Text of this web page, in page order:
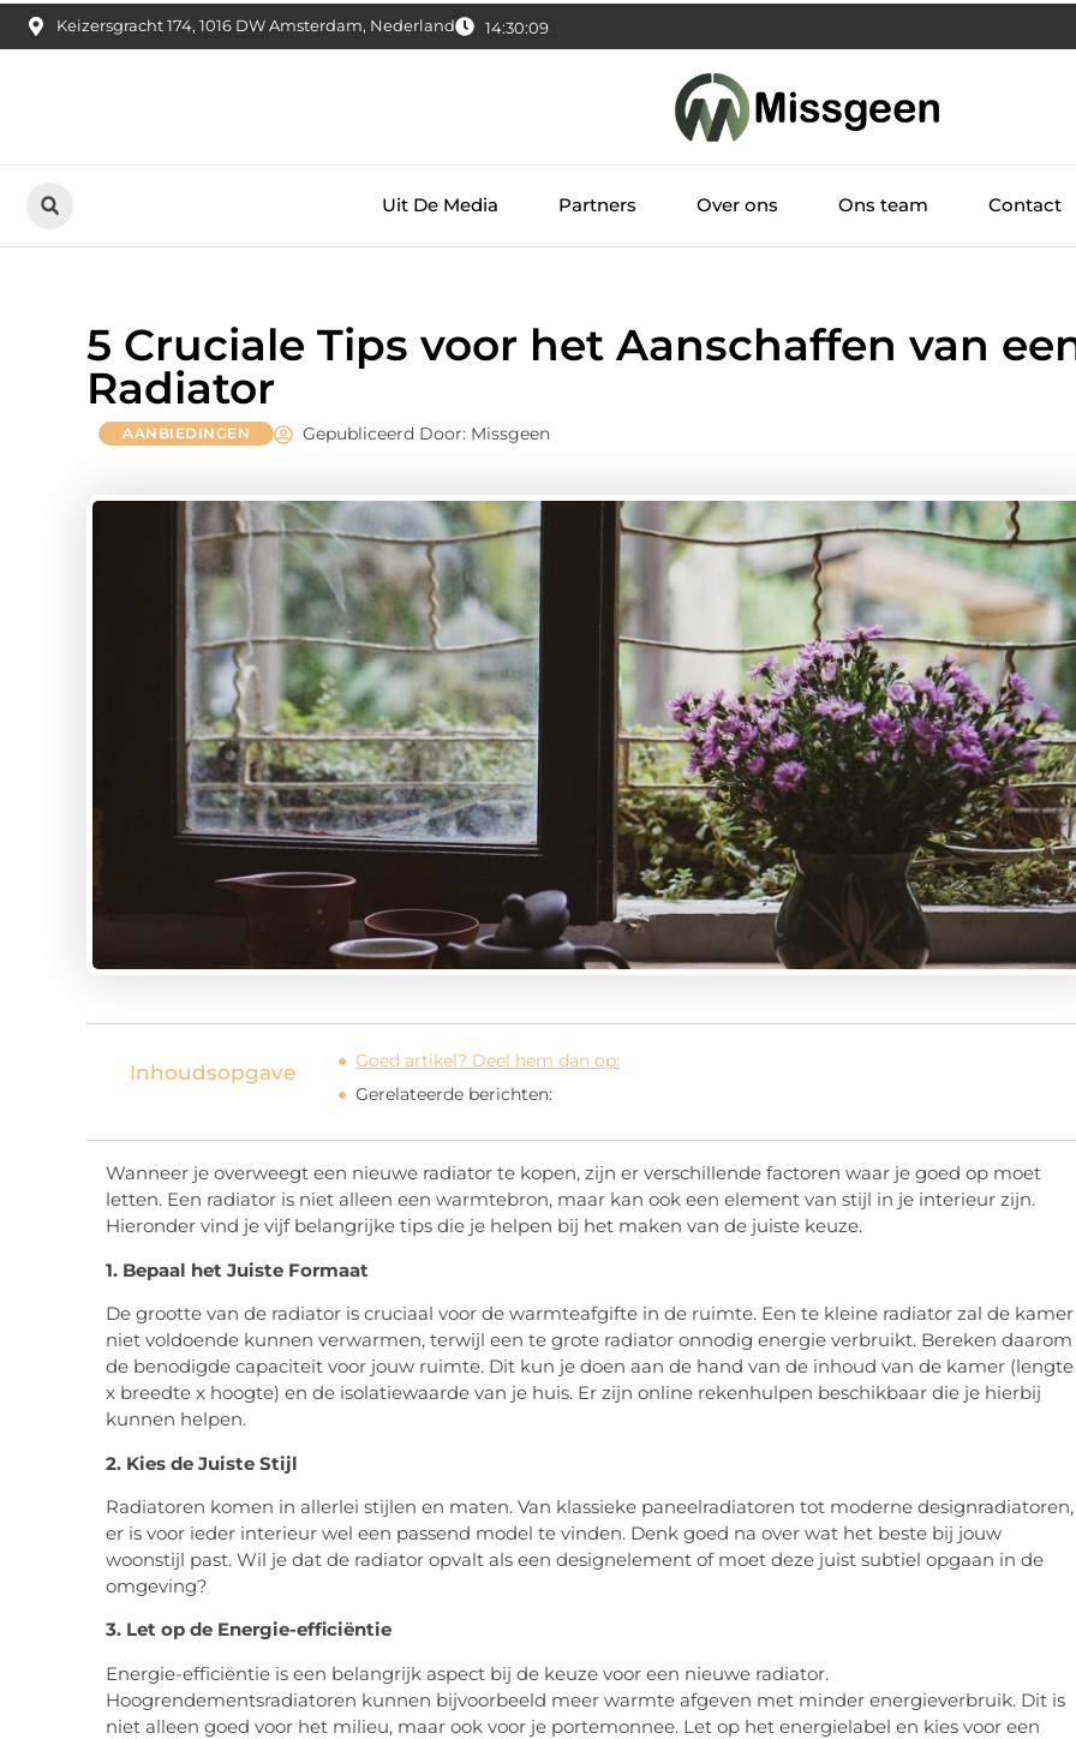
Keizersgracht 174, 1016 DW Amsterdam, Nederland 14:30:10
Uit De Media Partners Over ons Ons team Contact
5 Cruciale Tips voor het Aanschaffen van
Radiator
AANBIEDINGEN Gepubliceerd Door: Missgeen
Inhoudsopgave
Goed artikel? Deel hem dan op:
Gerelateerde berichten:
Wanneer je overweegt een nieuwe radiator te kopen, zijn er verschillende factoren waar je goed op moet
letten. Een radiator is niet alleen een warmtebron, maar kan ook een element van stijl in je interieur zijn.
Hieronder vind je vijf belangrijke tips die je helpen bij het maken van de juiste keuze.
1. Bepaal het Juiste Formaat
De grootte van de radiator is cruciaal voor de warmteafgifte in de ruimte. Een te kleine radiator zal de kamer
niet voldoende kunnen verwarmen, terwijl een te grote radiator onnodig energie verbruikt. Bereken daarom
de benodigde capaciteit voor jouw ruimte. Dit kun je doen aan de hand van de inhoud van de kamer (lengte
x breedte x hoogte) en de isolatiewaarde van je huis. Er zijn online rekenhulpen beschikbaar die je hierbij
kunnen helpen.
2. Kies de Juiste Stijl
Radiatoren komen in allerlei stijlen en maten. Van klassieke paneelradiatoren tot moderne designradiatoren,
er is voor ieder interieur wel een passend model te vinden. Denk goed na over wat het beste bij jouw
woonstijl past. Wil je dat de radiator opvalt als een designelement of moet deze juist subtiel opgaan in de
omgeving?
3. Let op de Energie-efficiëntie
Energie-efficiëntie is een belangrijk aspect bij de keuze voor een nieuwe radiator.
Hoogrendementsradiatoren kunnen bijvoorbeeld meer warmte afgeven met minder energieverbruik. Dit is
niet alleen goed voor het milieu, maar ook voor je portemonnee. Let op het energielabel en kies voor een